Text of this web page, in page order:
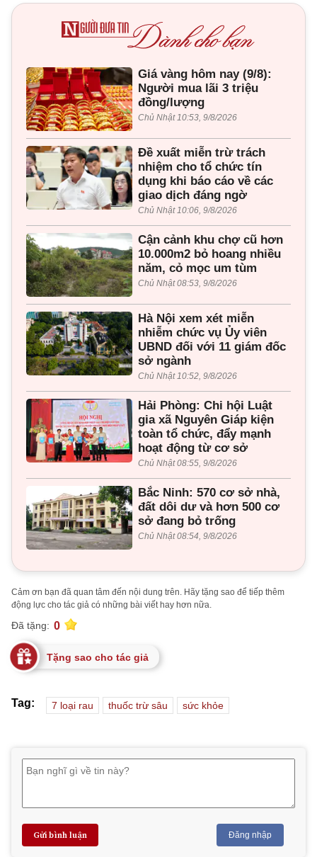
Giá vàng hôm nay (9/8):
Người mua lãi 3 triệu
đồng/lượng
Chủ Nhật 10:53, 9/8/2026
Đề xuất miễn trừ trách
nhiệm cho tổ chức tín
dụng khi báo cáo về các
giao dịch đáng ngờ
Chủ Nhật 10:06, 9/8/2026
Cận cảnh khu chợ cũ hơn
10.000m2 bỏ hoang nhiều
năm, cỏ mọc um tùm
Chủ Nhật 08:53, 9/8/2026
Hà Nội xem xét miễn
nhiễm chức vụ Ủy viên
UBND đối với 11 giám đốc
sở ngành
Chủ Nhật 10:52, 9/8/2026
Hải Phòng: Chi hội Luật
gia xã Nguyên Giáp kiện
toàn tổ chức, đẩy mạnh
hoạt động từ cơ sở
Chủ Nhật 08:55, 9/8/2026
Bắc Ninh: 570 cơ sở nhà,
đất dôi dư và hơn 500 cơ
sở đang bỏ trống
Chủ Nhật 08:54, 9/8/2026
Cảm ơn bạn đã quan tâm đến nội dung trên. Hãy tặng sao để tiếp thêm
động lực cho tác giả có những bài viết hay hơn nữa.
Đã tặng: 0
Tặng sao cho tác giả
Tag: 7 loại rau thuốc trừ sâu sức khỏe
Gửi bình luận Đăng nhập